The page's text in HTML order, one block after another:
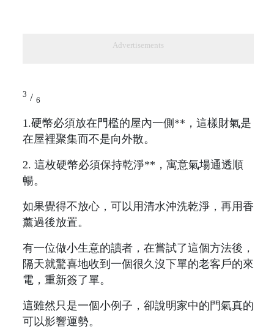
Advertisements
3 / 6
1.硬幣必須放在門檻的屋內一側**，這樣財氣是
在屋裡聚集而不是向外散。
2. 這枚硬幣必須保持乾淨**，寓意氣場通透順
暢。
如果覺得不放心，可以用清水沖洗乾淨，再用香
薰過後放置。
有一位做小生意的讀者，在嘗試了這個方法後，
隔天就驚喜地收到一個很久沒下單的老客戶的來
電，重新簽了單。
這雖然只是一個小例子，卻說明家中的門氣真的
可以影響運勢。